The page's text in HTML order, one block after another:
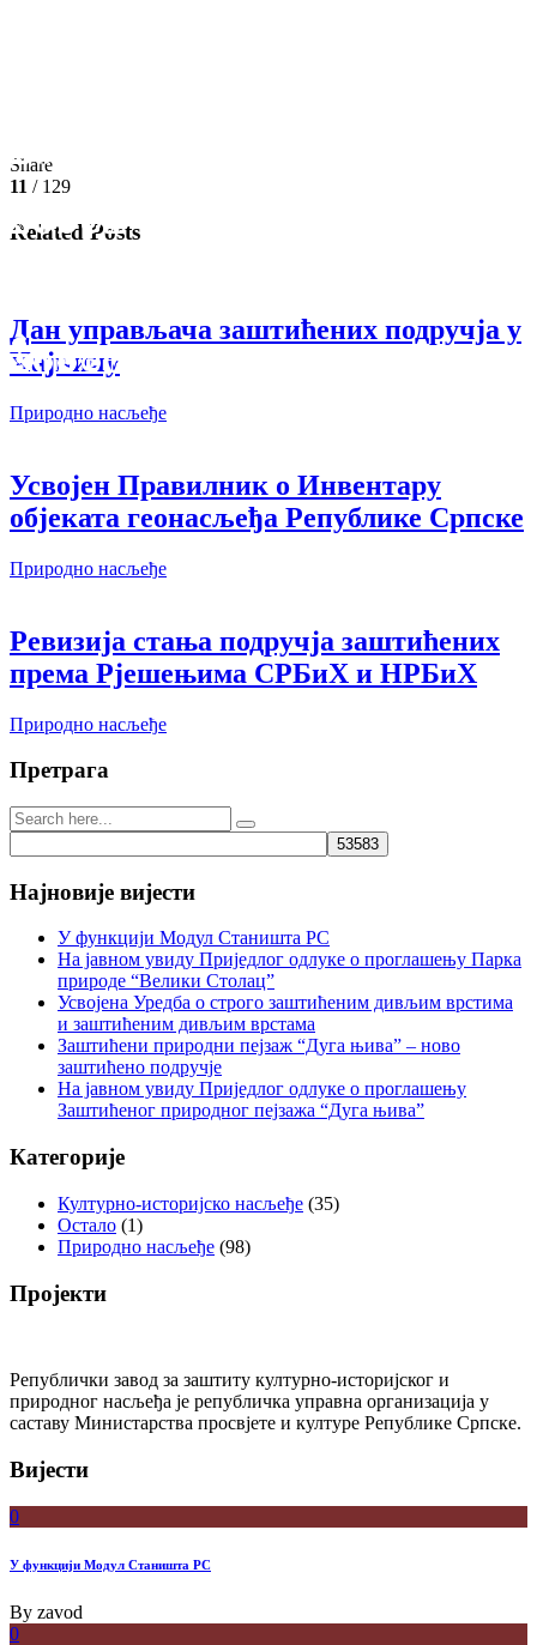
Share
11 / 129
Related Posts
Дан управљача заштићених подручја у
Чајничу
Природно насљеђе
Усвојен Правилник о Инвентару
објеката геонасљеђа Републике Српске
Природно насљеђе
Ревизија стања подручја заштићених
према Рјешењима СРБиХ и НРБиХ
Природно насљеђе
Претрага
Најновије вијести
У функцији Модул Станишта РС
На јавном увиду Приједлог oдлуке о проглашењу Парка
природе “Велики Столац”
Усвојена Уредба о строго заштићеним дивљим врстима
и заштићеним дивљим врстама
Заштићени природни пејзаж “Дуга њива” – ново
заштићено подручје
На јавном увиду Приједлог oдлуке о проглашењу
Заштићеног природног пејзажа “Дуга њива”
Категорије
Културно-историјско насљеђе (35)
Остало (1)
Природно насљеђе (98)
Пројекти
Републички завод за заштиту културно-историјског и
природног насљеђа је републичка управна организација у
саставу Министарства просвјете и културе Републике Српске.
Вијести
0
У функцији Модул Станишта РС
By zavod
0